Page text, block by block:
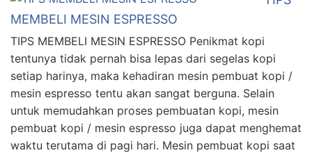
MEMBELI MESIN ESPRESSO
TIPS MEMBELI MESIN ESPRESSO Penikmat kopi
tentunya tidak pernah bisa lepas dari segelas kopi
setiap harinya, maka kehadiran mesin pembuat kopi /
mesin espresso tentu akan sangat berguna. Selain
untuk memudahkan proses pembuatan kopi, mesin
pembuat kopi / mesin espresso juga dapat menghemat
waktu terutama di pagi hari. Mesin pembuat kopi saat